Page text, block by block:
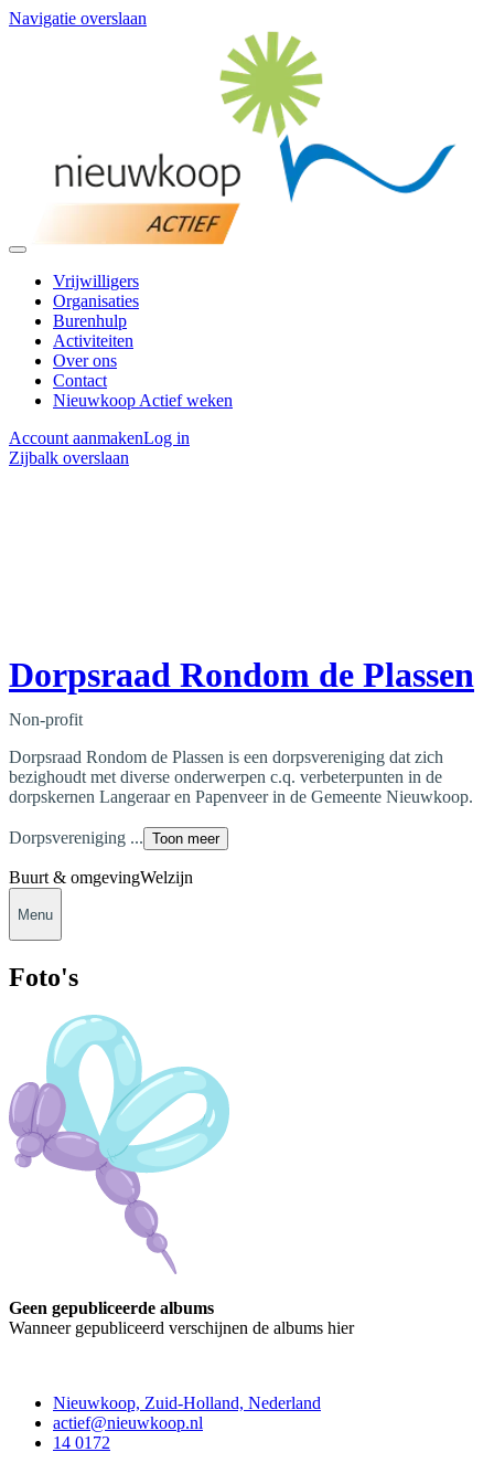
Navigatie overslaan
Vrijwilligers
Organisaties
Burenhulp
Activiteiten
Over ons
Contact
Nieuwkoop Actief weken
Account aanmakenLog in
Zijbalk overslaan
Dorpsraad Rondom de Plassen
Non-profit
Dorpsraad Rondom de Plassen is een dorpsvereniging dat zich
bezighoudt met diverse onderwerpen c.q. verbeterpunten in de
dorpskernen Langeraar en Papenveer in de Gemeente Nieuwkoop.
Dorpsvereniging ... Toon meer
Buurt & omgevingWelzijn
Menu
Foto's
Geen gepubliceerde albums
Wanneer gepubliceerd verschijnen de albums hier
Nieuwkoop, Zuid-Holland, Nederland
actief@nieuwkoop.nl
14 0172